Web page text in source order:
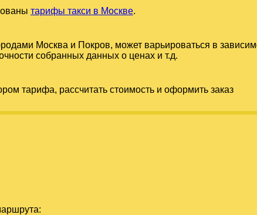
тарифы такси в Москве.
Москва и Покров, может варьироваться в
собранных данных о ценах и т.д.
тарифа, рассчитать стоимость и оформить заказ